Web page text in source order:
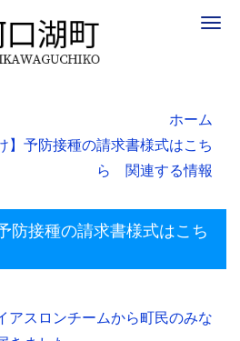
ホーム
】予防接種の請求書様式はこち
ら 関連する情報
防接種の請求書様式はこち
アスロンチームから町民のみな